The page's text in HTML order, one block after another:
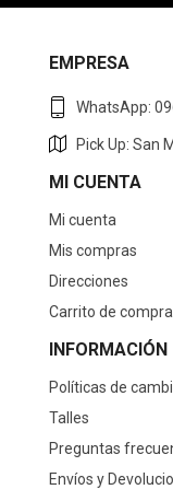
EMPRESA
WhatsApp:
Pick Up: San
MI CUENTA
Mi cuenta
Mis compras
Direcciones
Carrito de
INFORMACIÓN
Políticas de
Talles
Preguntas
Envíos y